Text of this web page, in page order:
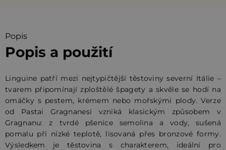
Popis
Popis a použití
Linguine patří mezi nejtypičtější těstoviny severní Itálie –
tvarem připomínají zploštělé špagety a skvěle se hodí na
omáčky s pestem, krémem nebo mořskými plody. Verze
od Pastai Gragnanesi vzniká klasickým způsobem v
Gragnanu: z tvrdé pšenice semolina a vody, sušená
pomalu při nízké teplotě, lisovaná přes bronzové formy.
Výsledkem je těstovina s charakterem, ideální pro